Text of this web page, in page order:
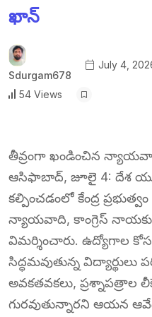
ఖాన్
Sdurgam678
July 4,
54 Views
తీవ్రంగా ఖండించిన
ఆసిఫాబాద్, జూలై 4: దేశ
కల్పించడంలో కేంద్ర
న్యాయవాది, కాంగ్రెస్
విమర్శించారు. ఉద్యోగాల
సిద్ధమవుతున్న విద్యార్థులు
అవకతవకలు, ప్రశ్నాపత్రాల
గురవుతున్నారని ఆయన